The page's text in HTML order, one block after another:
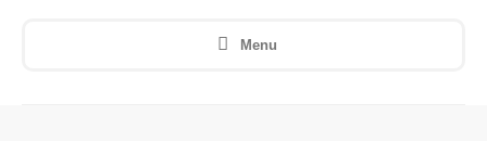
Menu